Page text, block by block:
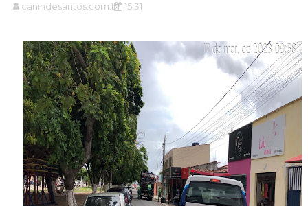
canindesantos.com.br 15:31